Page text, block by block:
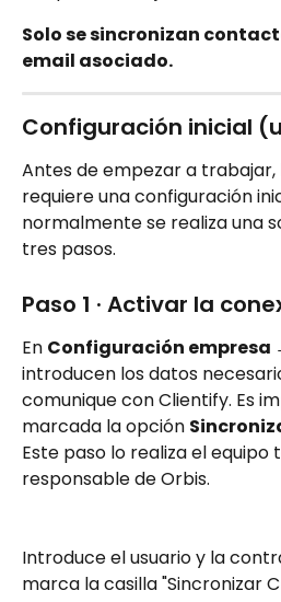
Solo se sincronizan
email asociado.
Configuración inicial
Antes de empezar a
requiere una configuración
normalmente se realiza una
tres pasos.
Paso 1 · Activar la
En Configuración empresa
introducen los datos
comunique con Clientify. Es
marcada la opción
Este paso lo realiza el equipo
responsable de Orbis.
Introduce el usuario y la
marca la casilla "Sincronizar